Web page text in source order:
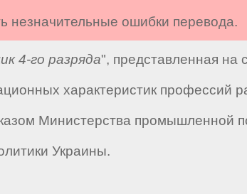
незначительные ошибки перевода.
4-го разряда", представленная на
характеристик профессий
Министерства промышленной
Украины.